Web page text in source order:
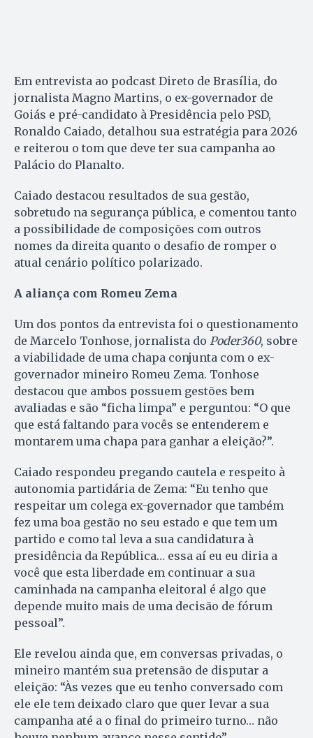
Em entrevista ao podcast Direto de Brasília, do
jornalista Magno Martins, o ex-governador de
Goiás e pré-candidato à Presidência pelo PSD,
Ronaldo Caiado, detalhou sua estratégia para 2026
e reiterou o tom que deve ter sua campanha ao
Palácio do Planalto.
Caiado destacou resultados de sua gestão,
sobretudo na segurança pública, e comentou tanto
a possibilidade de composições com outros
nomes da direita quanto o desafio de romper o
atual cenário político polarizado.
A aliança com Romeu Zema
Um dos pontos da entrevista foi o questionamento
de Marcelo Tonhose, jornalista do Poder360, sobre
a viabilidade de uma chapa conjunta com o ex-
governador mineiro Romeu Zema. Tonhose
destacou que ambos possuem gestões bem
avaliadas e são “ficha limpa” e perguntou: “O que
que está faltando para vocês se entenderem e
montarem uma chapa para ganhar a eleição?”.
Caiado respondeu pregando cautela e respeito à
autonomia partidária de Zema: “Eu tenho que
respeitar um colega ex-governador que também
fez uma boa gestão no seu estado e que tem um
partido e como tal leva a sua candidatura à
presidência da República… essa aí eu eu diria a
você que esta liberdade em continuar a sua
caminhada na campanha eleitoral é algo que
depende muito mais de uma decisão de fórum
pessoal”.
Ele revelou ainda que, em conversas privadas, o
mineiro mantém sua pretensão de disputar a
eleição: “Às vezes que eu tenho conversado com
ele ele tem deixado claro que quer levar a sua
campanha até a o final do primeiro turno… não